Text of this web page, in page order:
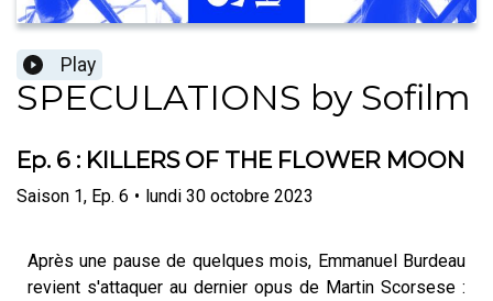
Play
SPECULATIONS by Sofilm
Ep. 6 : KILLERS OF THE FLOWER MOON
Saison 1, Ep. 6 • lundi 30 octobre 2023
Après une pause de quelques mois, Emmanuel Burdeau
revient s'attaquer au dernier opus de Martin Scorsese :